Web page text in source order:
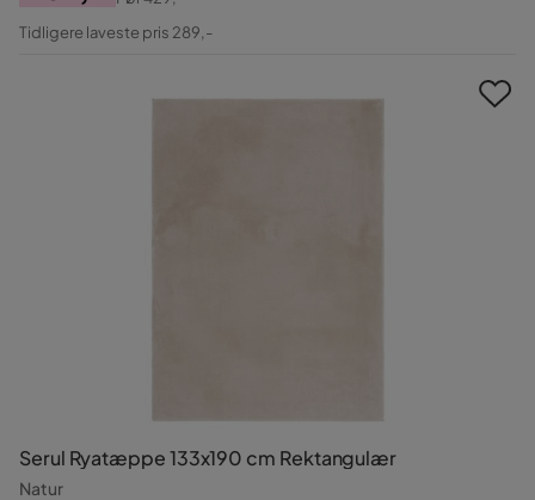
Pris
Original
Tidligere laveste pris 289,-
Serul Ryatæppe 133x190 cm Rektangulær
Natur